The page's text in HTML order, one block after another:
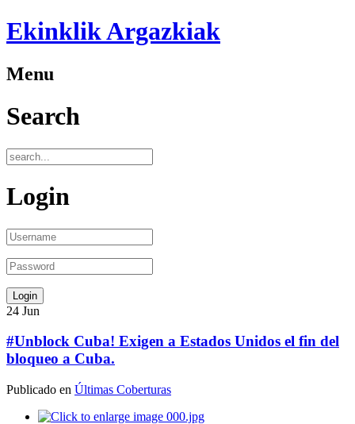
Ekinklik Argazkiak
Menu
Search
Login
24 Jun
#Unblock Cuba! Exigen a Estados Unidos el fin del
bloqueo a Cuba.
Publicado en Últimas Coberturas